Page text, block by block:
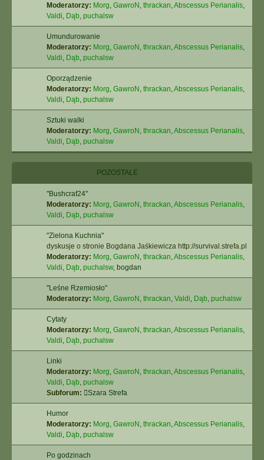
Moderatorzy: Morg, GawroN , thrackan,Abscessus Perianalis,
Valdi, Dąb, puchalsw
Umundurowanie
Moderatorzy: Morg, GawroN , thrackan,Abscessus Perianalis,
Valdi, Dąb, puchalsw
Oporządzenie
Moderatorzy: Morg, GawroN , thrackan,Abscessus Perianalis,
Valdi, Dąb, puchalsw
Sztuki walki
Moderatorzy: Morg, GawroN , thrackan,Abscessus Perianalis,
Valdi, Dąb, puchalsw
POZOSTAŁE
"Bushcraf24"
Moderatorzy: Morg, GawroN , thrackan,Abscessus Perianalis,
Valdi, Dąb, puchalsw
"Zielona Kuchnia"
dyskusje o stronie Bogdana Jaśkiewicza http://survival.strefa.pl
Moderatorzy: Morg, GawroN , thrackan,Abscessus Perianalis,
Valdi, Dąb, puchalsw, bogdan
"Leśne Rzemiosło"
Moderatorzy: Morg, GawroN , thrackan, Valdi, Dąb, puchalsw
Cytaty
Moderatorzy: Morg, GawroN , thrackan,Abscessus Perianalis,
Valdi, Dąb, puchalsw
Linki
Moderatorzy: Morg, GawroN , thrackan,Abscessus Perianalis,
Valdi, Dąb, puchalsw
Subforum:
Szara Strefa
Humor
Moderatorzy: Morg, GawroN , thrackan,Abscessus Perianalis,
Valdi, Dąb, puchalsw
Po godzinach